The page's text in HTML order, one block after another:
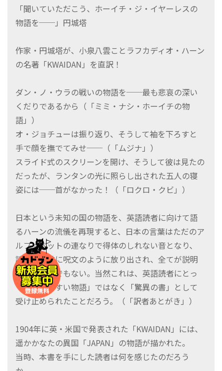
「聞いていただこう、ホーイチ・ジ・イヤーレスの
物語を──」円城塔
作家・円城塔が、小泉八雲ことラフカディオ・ハーン
の名著「KWAIDAN」を直訳！
ダン・ノ・ウラの戦いの物語を──最も悲哀の深い
くだりであるから（「ミミ・ナシ・ホーイチの物
語」）
オ・ジョチューは振り返り、そうして袖を下ろすと
手で顔を撫でてみせ──（「ムジナ」）
スライド式のスクリーンを開け、そうして彼は見たの
だったが、ランタンの光に照らし出された五人の寝
姿には──首がなかった！（「ロクロ・クビ」）
日本という未知の国の物語を、英語読者に向けて語
るハーンの流儀を再現すると、日本の言葉はただのア
ルファベットの連なりで得体のしれない音となり、
読み手の前に呪文のように放り出され、全てが説明
されるわけでもない。当然これは、英語読者にとっ
て「読みやすい物語」ではなく「驚異の書」として
受け止められたことだろう。（「訳者あとがき」）
1904年に英・米国で発表された「KWAIDAN」には、
遥かかなたの異国「JAPAN」の物語が描かれた。
当時、本書を手にした読者は何を感じたのだろう